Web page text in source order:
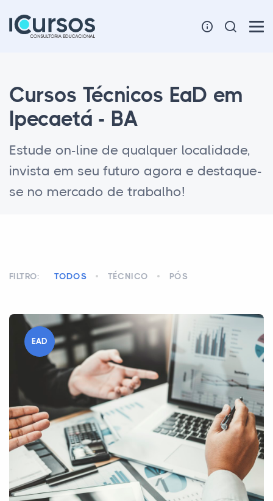
Cursos Técnicos EaD em
Ipecaetá - BA
Estude on-line de qualquer localidade,
invista em seu futuro agora e destaque-
se no mercado de trabalho!
FILTRO: TODOS TÉCNICO PÓS
EAD